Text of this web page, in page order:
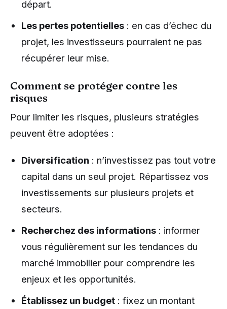
départ.
Les pertes potentielles : en cas d’échec du
projet, les investisseurs pourraient ne pas
récupérer leur mise.
Comment se protéger contre les
risques
Pour limiter les risques, plusieurs stratégies
peuvent être adoptées :
Diversification : n’investissez pas tout votre
capital dans un seul projet. Répartissez vos
investissements sur plusieurs projets et
secteurs.
Recherchez des informations : informer
vous régulièrement sur les tendances du
marché immobilier pour comprendre les
enjeux et les opportunités.
Établissez un budget : fixez un montant